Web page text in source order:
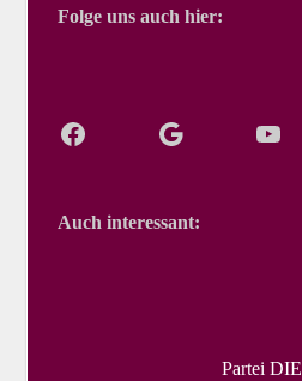
Folge uns auch hier:
Auch interessant:
Partei DIE